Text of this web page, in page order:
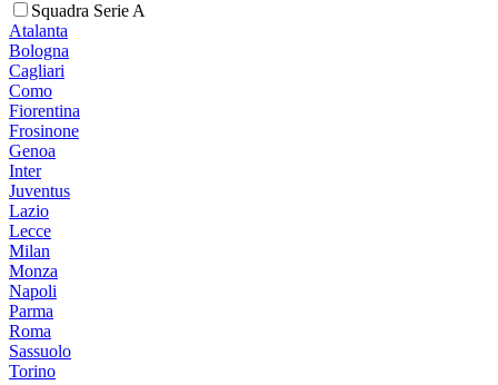
Squadra Serie A
Atalanta
Bologna
Cagliari
Como
Fiorentina
Frosinone
Genoa
Inter
Juventus
Lazio
Lecce
Milan
Monza
Napoli
Parma
Roma
Sassuolo
Torino